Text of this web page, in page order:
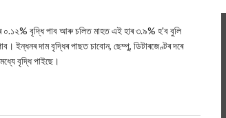
০.১২% বৃদ্ধি পাব আৰু চলিত মাহত এই হাৰ ৩.৯% হ'ব বুলি
ইন্ধনৰ দাম বৃদ্ধিৰ পাছত চাবোন, ছেম্পু, ডিটাৰজেণ্টৰ দৰে
বৃদ্ধি পাইছে।